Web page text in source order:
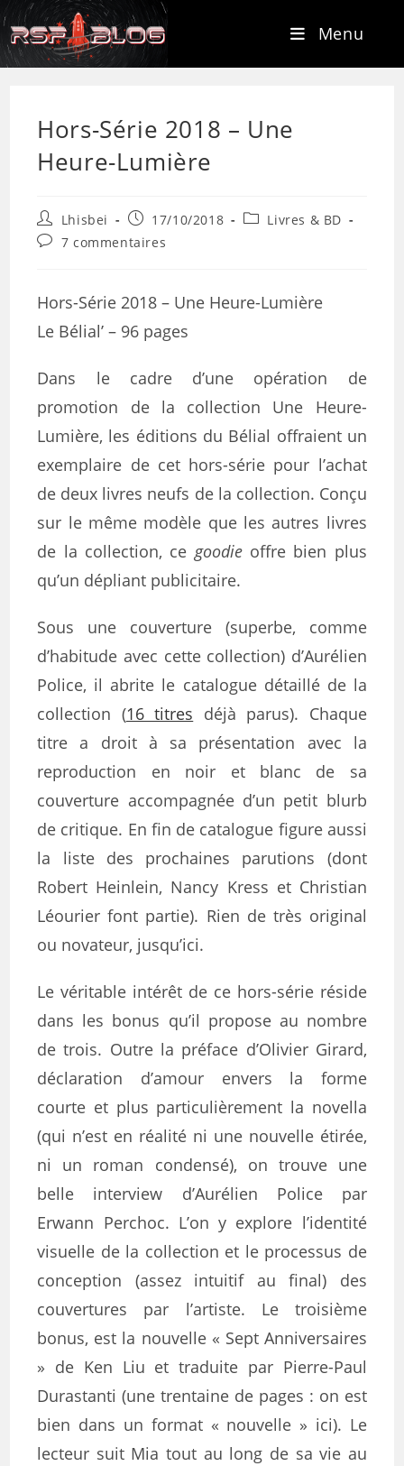
Menu
Hors-Série 2018 – Une
Heure-Lumière
Lhisbei 17/10/2018
Livres & BD
7 commentaires
Hors-Série 2018 – Une Heure-Lumière
Le Bélial’ – 96 pages
Dans le cadre d’une opération de
promotion de la collection Une Heure-
Lumière, les éditions du Bélial offraient un
exemplaire de cet hors-série pour l’achat
de deux livres neufs de la collection. Conçu
sur le même modèle que les autres livres
de la collection, cegoodieoffre bien plus
qu’un dépliant publicitaire.
Sous une couverture (superbe, comme
d’habitude avec cette collection) d’Aurélien
Police, il abrite le catalogue détaillé de la
collection (16 titres déjà parus). Chaque
titre a droit à sa présentation avec la
reproduction en noir et blanc de sa
couverture accompagnée d’un petit blurb
de critique. En fin de catalogue figure aussi
la liste des prochaines parutions (dont
Robert Heinlein, Nancy Kress et Christian
Léourier font partie). Rien de très original
ou novateur, jusqu’ici.
Le véritable intérêt de ce hors-série réside
dans les bonus qu’il propose au nombre
de trois. Outre la préface d’Olivier Girard,
déclaration d’amour envers la forme
courte et plus particulièrement la novella
(qui n’est en réalité ni une nouvelle étirée,
ni un roman condensé), on trouve une
belle interview d’Aurélien Police par
Erwann Perchoc. L’on y explore l’identité
visuelle de la collection et le processus de
conception (assez intuitif au final) des
couvertures par l’artiste. Le troisième
bonus, est la nouvelle « Sept Anniversaires
» de Ken Liu et traduite par Pierre-Paul
Durastanti (une trentaine de pages : on est
bien dans un format « nouvelle » ici). Le
lecteur suit Mia tout au long de sa vie au